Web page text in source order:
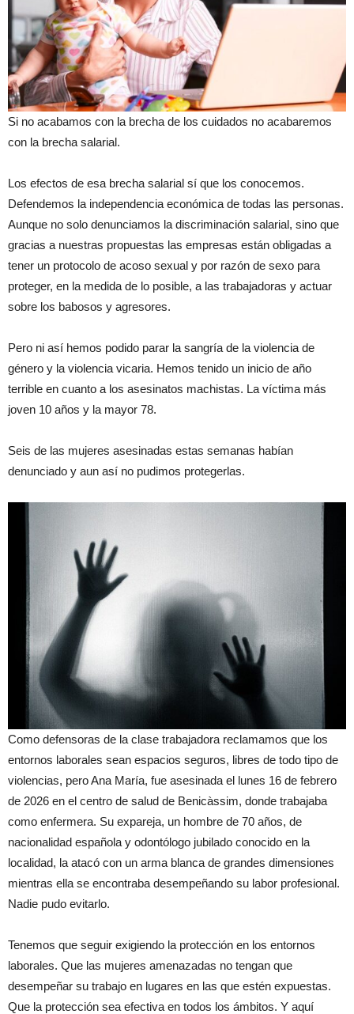
Si no acabamos con la brecha de los cuidados no acabaremos
con la brecha salarial.
Los efectos de esa brecha salarial sí que los conocemos.
Defendemos la independencia económica de todas las personas.
Aunque no solo denunciamos la discriminación salarial, sino que
gracias a nuestras propuestas las empresas están obligadas a
tener un protocolo de acoso sexual y por razón de sexo para
proteger, en la medida de lo posible, a las trabajadoras y actuar
sobre los babosos y agresores.
Pero ni así hemos podido parar la sangría de la violencia de
género y la violencia vicaria. Hemos tenido un inicio de año
terrible en cuanto a los asesinatos machistas. La víctima más
joven 10 años y la mayor 78.
Seis de las mujeres asesinadas estas semanas habían
denunciado y aun así no pudimos protegerlas.
Como defensoras de la clase trabajadora reclamamos que los
entornos laborales sean espacios seguros, libres de todo tipo de
violencias, pero Ana María, fue asesinada el lunes 16 de febrero
de 2026 en el centro de salud de Benicàssim, donde trabajaba
como enfermera. Su expareja, un hombre de 70 años, de
nacionalidad española y odontólogo jubilado conocido en la
localidad, la atacó con un arma blanca de grandes dimensiones
mientras ella se encontraba desempeñando su labor profesional.
Nadie pudo evitarlo.
Tenemos que seguir exigiendo la protección en los entornos
laborales. Que las mujeres amenazadas no tengan que
desempeñar su trabajo en lugares en las que estén expuestas.
Que la protección sea efectiva en todos los ámbitos. Y aquí